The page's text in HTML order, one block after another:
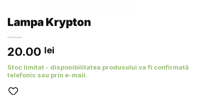
Lampa Krypton
20.00 lei
Stoc limitat - disponibilitatea produsului va fi confirmată
telefonic sau prin e-mail.